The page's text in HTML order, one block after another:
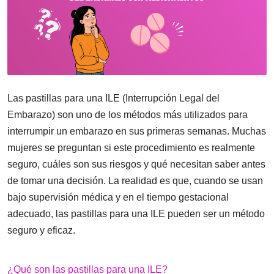
Las pastillas para una ILE (Interrupción Legal del
Embarazo) son uno de los métodos más utilizados para
interrumpir un embarazo en sus primeras semanas. Muchas
mujeres se preguntan si este procedimiento es realmente
seguro, cuáles son sus riesgos y qué necesitan saber antes
de tomar una decisión. La realidad es que, cuando se usan
bajo supervisión médica y en el tiempo gestacional
adecuado, las pastillas para una ILE pueden ser un método
seguro y eficaz.
¿Qué son las pastillas para una ILE?